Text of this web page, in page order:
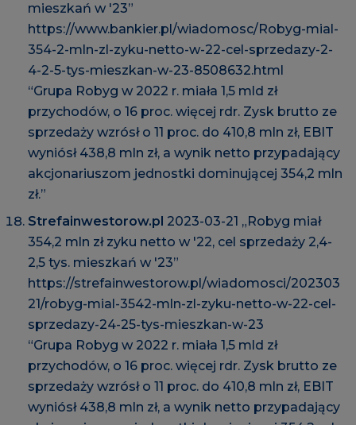
mieszkań w '23”
https://www.bankier.pl/wiadomosc/Robyg-mial-
354-2-mln-zl-zyku-netto-w-22-cel-sprzedazy-2-
4-2-5-tys-mieszkan-w-23-8508632.html
“Grupa Robyg w 2022 r. miała 1,5 mld zł
przychodów, o 16 proc. więcej rdr. Zysk brutto ze
sprzedaży wzrósł o 11 proc. do 410,8 mln zł, EBIT
wyniósł 438,8 mln zł, a wynik netto przypadający
akcjonariuszom jednostki dominującej 354,2 mln
zł.”
Strefainwestorow.pl 2023-03-21 „Robyg miał
354,2 mln zł zyku netto w '22, cel sprzedaży 2,4-
2,5 tys. mieszkań w '23”
https://strefainwestorow.pl/wiadomosci/202303
21/robyg-mial-3542-mln-zl-zyku-netto-w-22-cel-
sprzedazy-24-25-tys-mieszkan-w-23
“Grupa Robyg w 2022 r. miała 1,5 mld zł
przychodów, o 16 proc. więcej rdr. Zysk brutto ze
sprzedaży wzrósł o 11 proc. do 410,8 mln zł, EBIT
wyniósł 438,8 mln zł, a wynik netto przypadający